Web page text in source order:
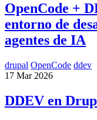
OpenCode +
entorno de
agentes de IA
drupal OpenCode ddev
17 Mar 2026
DDEV en